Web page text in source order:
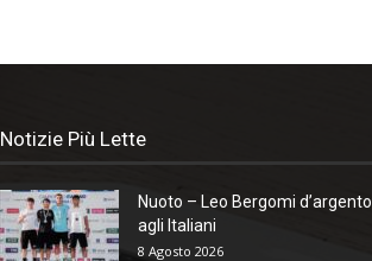
Notizie Più Lette
Nuoto – Leo Bergomi d’argento
agli Italiani
8 Agosto 2026